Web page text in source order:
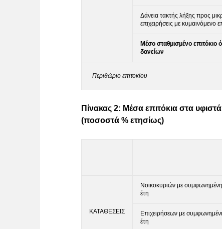
Δάνεια τακτής λήξης προς
επιχειρήσεις με κυμαινόμενο
Μέσο σταθμισμένο
δανείων
Περιθώριο επιτοκίου
Πίνακας 2: Μέσα επιτόκια στα
(ποσοστά % ετησίως)
ΚΑΤΑΘΕΣΕΙΣ
Νοικοκυριών με
έτη
Επιχειρήσεων με
έτη